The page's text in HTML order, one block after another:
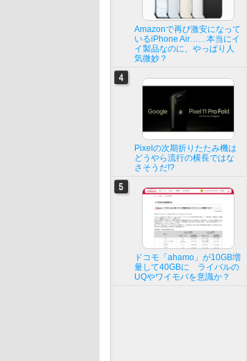
Amazonで再び激安になって
いるiPhone Air……本当にイ
イ製品なのに、やっぱり人
気微妙？
Pixelの次期折りたたみ機は
どうやら流行の横長ではな
さそうだ!?
ドコモ「ahamo」が10GB増
量して40GBに ライバルの
UQやワイモバを意識か？